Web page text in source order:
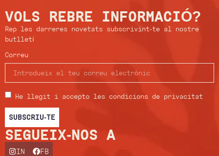
VOLS REBRE INFORMACIÓ?
Rep les darreres novetats subscrivint-te al nostre
butlletí
Correu
He llegit i accepto les condicions de privacitat
SUBSCRIU-TE
SEGUEIX-NOS A
IN FB